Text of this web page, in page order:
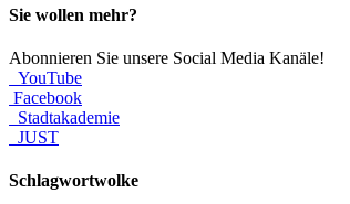
Sie wollen mehr?
Abonnieren Sie unsere Social Media Kanäle!
YouTube
Facebook
Stadtakademie
JUST
Schlagwortwolke